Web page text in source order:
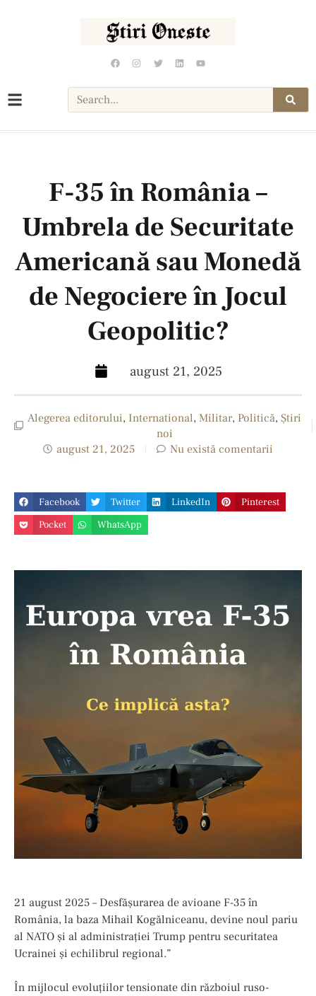
F-35 în România –
Umbrela de Securitate
Americană sau Monedă
de Negociere în Jocul
Geopolitic?
august 21, 2025
Alegerea editorului, International, Militar, Politică, Ştiri
noi
august 21, 2025
Nu există comentarii
Facebook Twitter LinkedIn
Pinterest
Pocket
WhatsApp
21 august 2025 – Desfășurarea de avioane F-35 în
România, la baza Mihail Kogălniceanu, devine noul pariu
al NATO și al administrației Trump pentru securitatea
Ucrainei și echilibrul regional.”
În mijlocul evoluțiilor tensionate din războiul ruso-